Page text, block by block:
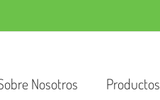
Nosotros Productos